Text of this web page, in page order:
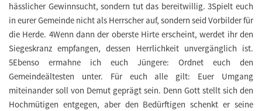
hässlicher Gewinnsucht, sondern tut das bereitwillig. 3Spielt euch
in eurer Gemeinde nicht als Herrscher auf, sondern seid Vorbilder für
die Herde. 4Wenn dann der oberste Hirte erscheint, werdet ihr den
Siegeskranz empfangen, dessen Herrlichkeit unvergänglich ist.
5Ebenso ermahne ich euch Jüngere: Ordnet euch den
Gemeindeältesten unter. Für euch alle gilt: Euer Umgang
miteinander soll von Demut geprägt sein. Denn Gott stellt sich den
Hochmütigen entgegen, aber den Bedürftigen schenkt er seine